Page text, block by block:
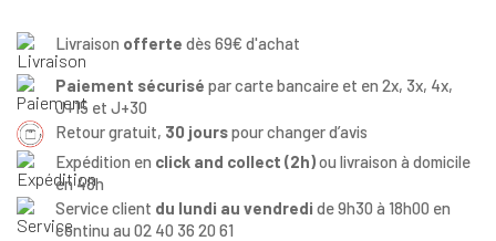
Livraison offerte dès 69€ d'achat
Paiement sécurisé par carte bancaire et en 2x, 3x, 4x,
J+15 et J+30
Retour gratuit, 30 jourspour changer d’avis
Expédition en click and collect (2h)ou livraison à domicile
en 48h
Service client du lundi au vendredi de 9h30 à 18h00 en
continu au 02 40 36 20 61